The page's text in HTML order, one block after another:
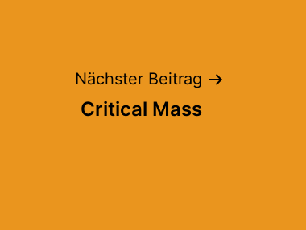
Nächster Beitrag
Critical Mass